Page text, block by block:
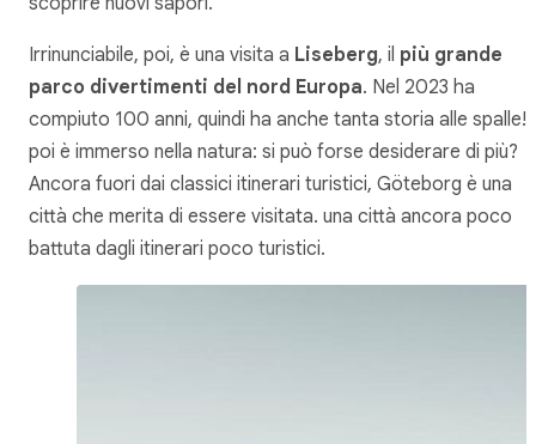
Irrinunciabile, poi, è una visita a Liseberg, il più grande
parco divertimenti del nord Europa. Nel 2023 ha
compiuto 100 anni, quindi ha anche tanta storia alle spalle!
poi è immerso nella natura: si può forse desiderare di più?
Ancora fuori dai classici itinerari turistici, Göteborg è una
città che merita di essere visitata. una città ancora poco
battuta dagli itinerari poco turistici.